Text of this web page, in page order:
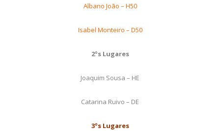
Albano João – H50
Isabel Monteiro – D50
2ºs Lugares
Joaquim Sousa – HE
Catarina Ruivo – DE
3ºs Lugares